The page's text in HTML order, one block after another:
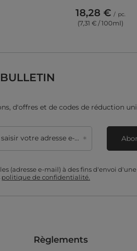
18,28 € / pc.
(7,31 € / 100ml)
BULLETIN
d'offres et de codes de réduction
Veuillez saisir votre adresse e-mail
(adresse e-mail) à des fins d'envoi
politique de confidentialité.
Règlements